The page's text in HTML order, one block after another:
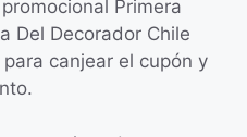
Primera
Del Decorador Chile
canjear el cupón y